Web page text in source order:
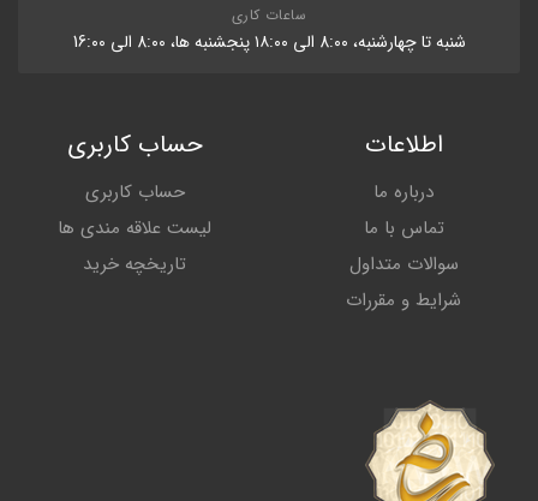
ساعات کاری
شنبه تا چهارشنبه، 8:۰۰ الی ۱۸:۰۰ پنجشنبه ها، 8:۰۰ الی 16:۰۰
اطلاعات
درباره ما
تماس با ما
سوالات متداول
شرایط و مقررات
حساب کاربری
حساب کاربری
لیست علاقه مندی ها
تاریخچه خرید